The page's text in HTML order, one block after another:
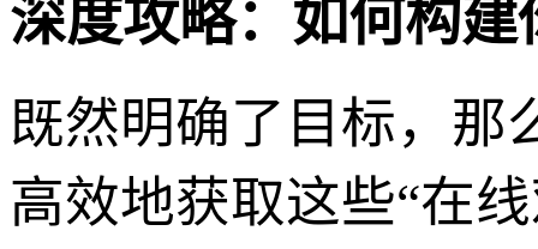
深度攻略：如何构
既然明确了目标，那
高效地获取这些“在